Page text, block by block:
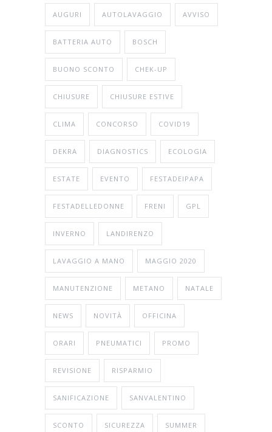
AUGURI AUTOLAVAGGIO AVVISO
BATTERIA AUTO BOSCH
BUONO SCONTO CHEK-UP
CHIUSURE CHIUSURE ESTIVE
CLIMA CONCORSO COVID19
DEKRA DIAGNOSTICS ECOLOGIA
ESTATE EVENTO FESTADEIPAPA
FESTADELLEDONNE FRENI GPL
INVERNO LANDIRENZO
LAVAGGIO A MANO MAGGIO 2020
MANUTENZIONE METANO NATALE
NEWS NOVITÀ OFFICINA
ORARI PNEUMATICI PROMO
REVISIONE RISPARMIO
SANIFICAZIONE SANVALENTINO
SCONTO SICUREZZA SUMMER